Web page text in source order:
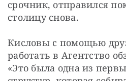
срочник, отправился
столицу снова.
Кисловы с помощью
работать в Агентство
«Это была одна из